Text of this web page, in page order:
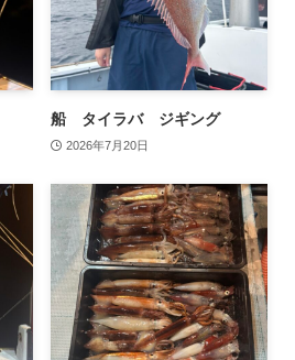
船 タイラバ ジギング
2026年7月20日